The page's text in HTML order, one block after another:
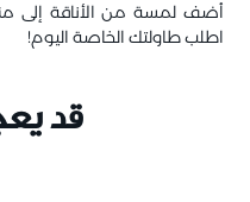
أضف لمسة من الأناقة إلى
اطلب طاولتك الخاصة اليوم!
قد